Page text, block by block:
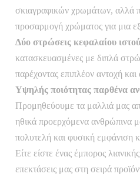
σκιαγραφικών χρωμάτων, αλλά
προσαρμογή χρώματος για μια
Δύο στρώσεις κεφαλαίου ιστού
κατασκευασμένες με διπλά
παρέχοντας επιπλέον αντοχή
Υψηλής ποιότητας παρθένα
Προμηθεύουμε τα μαλλιά μας
ηθικά προερχόμενα ανθρώπινα
πολυτελή και φυσική εμφάνιση
Είτε είστε ένας έμπορος
επεκτάσεις μας στη σειρά